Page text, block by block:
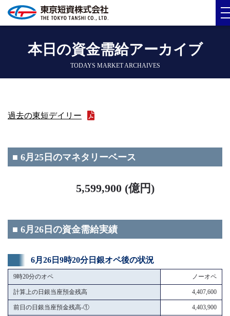
本日の資金需給アーカイブ
TODAYS MARKET ARCHAIVES
過去の東短デイリー
■ 6月25日のマネタリーベース
5,599,900 (億円)
■ 6月26日の資金需給実績
6月26日9時20分日銀オペ後の状況
9時20分のオペ ノーオペ
計算上の日銀当座預金残高 4,407,600
前日の日銀当座預金残高-① 4,403,900